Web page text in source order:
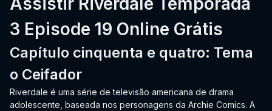
3 Episode 19 Online Grátis
Capítulo cinquenta e quatro: Tema
o Ceifador
Riverdale é uma série de televisão americana de drama
adolescente, baseada nos personagens da Archie Comics. A